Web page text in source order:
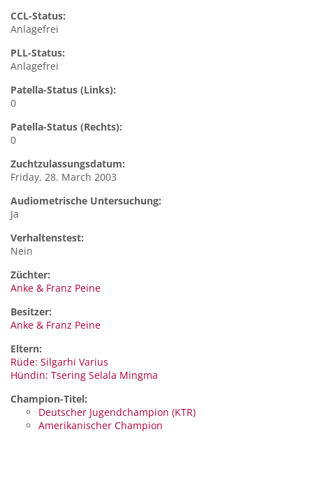
CCL-Status:
Anlagefrei
PLL-Status:
Anlagefrei
Patella-Status (Links):
0
Patella-Status (Rechts):
0
Zuchtzulassungsdatum:
Friday, 28. March 2003
Audiometrische Untersuchung:
Ja
Verhaltenstest:
Nein
Züchter:
Anke & Franz Peine
Besitzer:
Anke & Franz Peine
Eltern:
Rüde: Silgarhi Varius
Hündin: Tsering Selala Mingma
Champion-Titel:
Deutscher Jugendchampion (KTR)
Amerikanischer Champion